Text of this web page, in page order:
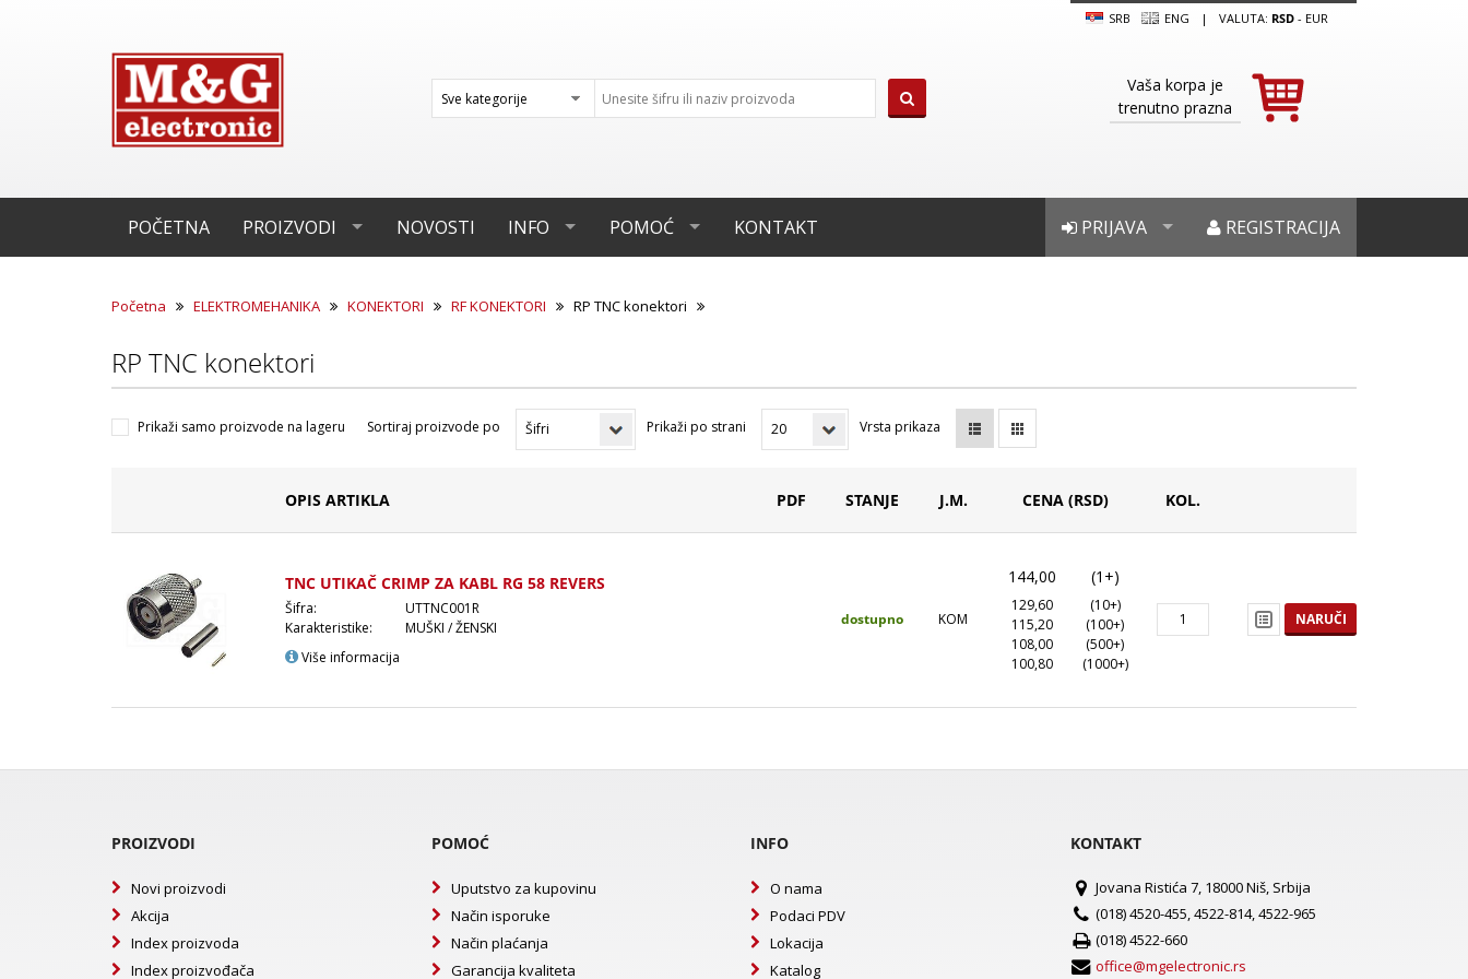
SRB ENG | VALUTA: RSD- EUR
Vaša korpa je
trenutno prazna
POČETNA PROIZVODI NOVOSTI INFO POMOĆ KONTAKT REGISTRACIJA
PRIJAVA
Početna ELEKTROMEHANIKA KONEKTORI RF KONEKTORI RP TNC konektori
RP TNC konektori
Prikaži samo proizvode na lageru Sortiraj proizvode po Prikaži po strani Vrsta prikaza
OPIS ARTIKLA PDF STANJE J.M. CENA (RSD) KOL.
TNC UTIKAČ CRIMP ZA KABL RG 58 REVERS
Šifra:
UTTNC001R
Karakteristike:
MUŠKI / ŽENSKI
Više informacija
dostupno KOM
144,00 (1+)
129,60
(10+)
115,20
(100+)
108,00
(500+)
100,80
(1000+)
NARUČI
PROIZVODI
Novi proizvodi
Akcija
Index proizvoda
Index proizvođača
POMOĆ
Uputstvo za kupovinu
Način isporuke
Način plaćanja
Garancija kvaliteta
INFO
O nama
Podaci PDV
Lokacija
Katalog
KONTAKT
Jovana Ristića 7, 18000 Niš, Srbija
(018) 4520-455, 4522-814, 4522-965
(018) 4522-660
office@mgelectronic.rs